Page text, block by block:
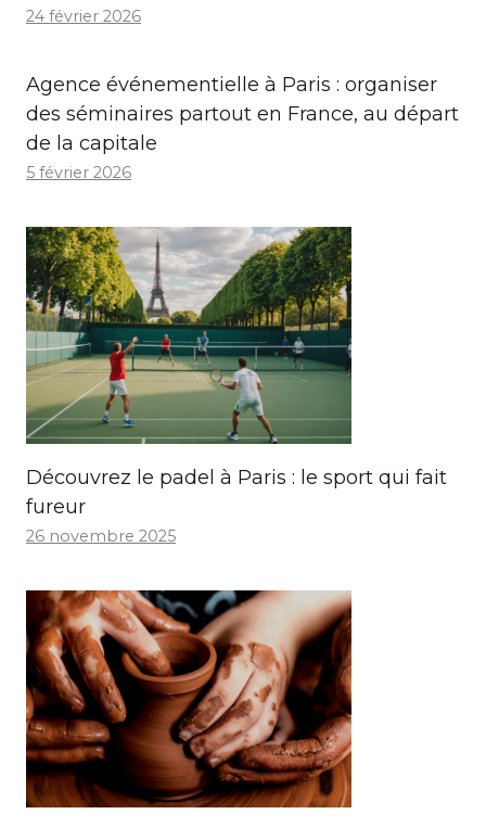
24 février 2026
Agence événementielle à Paris : organiser
des séminaires partout en France, au départ
de la capitale
5 février 2026
Découvrez le padel à Paris : le sport qui fait
fureur
26 novembre 2025